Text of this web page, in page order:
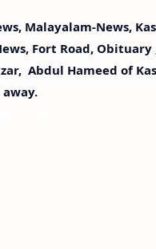
Malayalam-News,
Fort Road,
Abdul Hameed of
away.